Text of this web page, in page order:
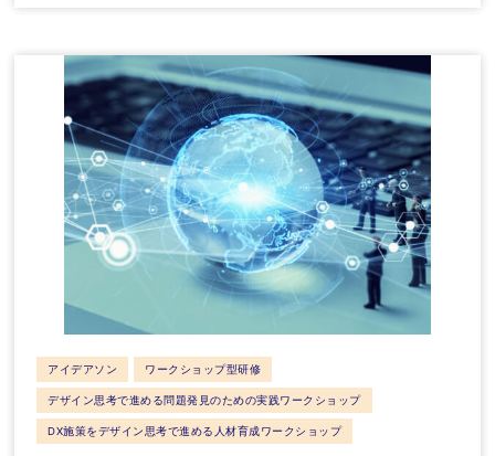
アイデアソン ワークショップ型研修
デザイン思考で進める問題発見のための実践ワークショップ
DX施策をデザイン思考で進める人材育成ワークショップ